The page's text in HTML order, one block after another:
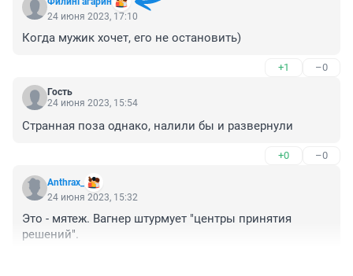
24 июня 2023, 17:10
Когда мужик хочет, его не остановить)
+1 –0
Гость
24 июня 2023, 15:54
Странная поза однако, налили бы и развернули
+0 –0
Anthrax_
24 июня 2023, 15:32
Это - мятеж. Вагнер штурмует "центры принятия
решений".